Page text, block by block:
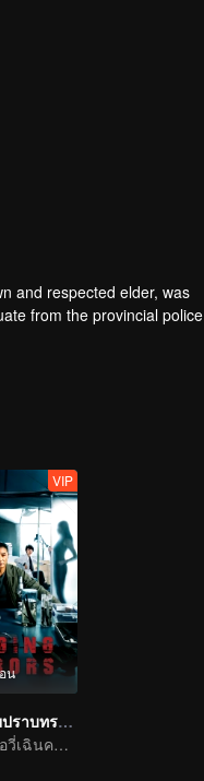
and respected elder, was
from the provincial police
they delved deeper, they
died because of that very
on her father's legacy and
น
VIP
คู่มหาประลัยปราบทรชน
เหรินต๋าหัวจูอวี่เฉินคลี่คลายคดีฆาตกรรมต่อเนื่อง